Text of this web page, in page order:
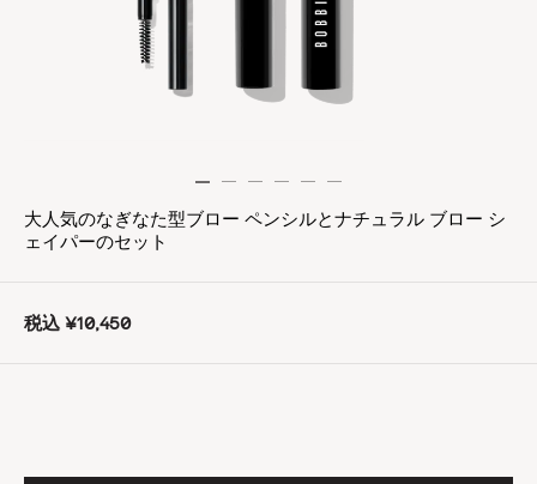
大人気のなぎなた型ブロー ペンシルとナチュラル ブロー シ
ェイパーのセット
税込 ¥10,450